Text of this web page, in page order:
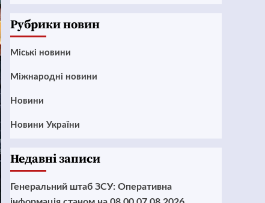
Рубрики новин
Mіські новини
Міжнародні новини
Новини
Новини України
Недавні записи
Генеральний штаб ЗСУ: Оперативна